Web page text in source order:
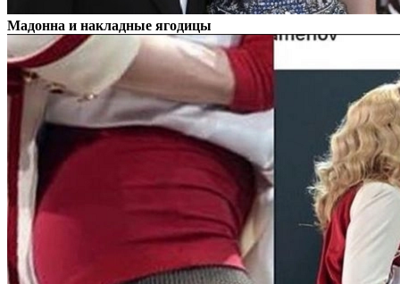
Мадонна и накладные ягодицы